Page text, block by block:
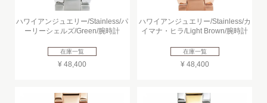
ハワイアンジュエリー/Stainless/パ
ーリーシェルズ/Green/腕時計
在庫一覧
¥ 48,400
ハワイアンジュエリー/Stainless/カ
イマナ・ヒラ/Light Brown/腕時計
在庫一覧
¥ 48,400